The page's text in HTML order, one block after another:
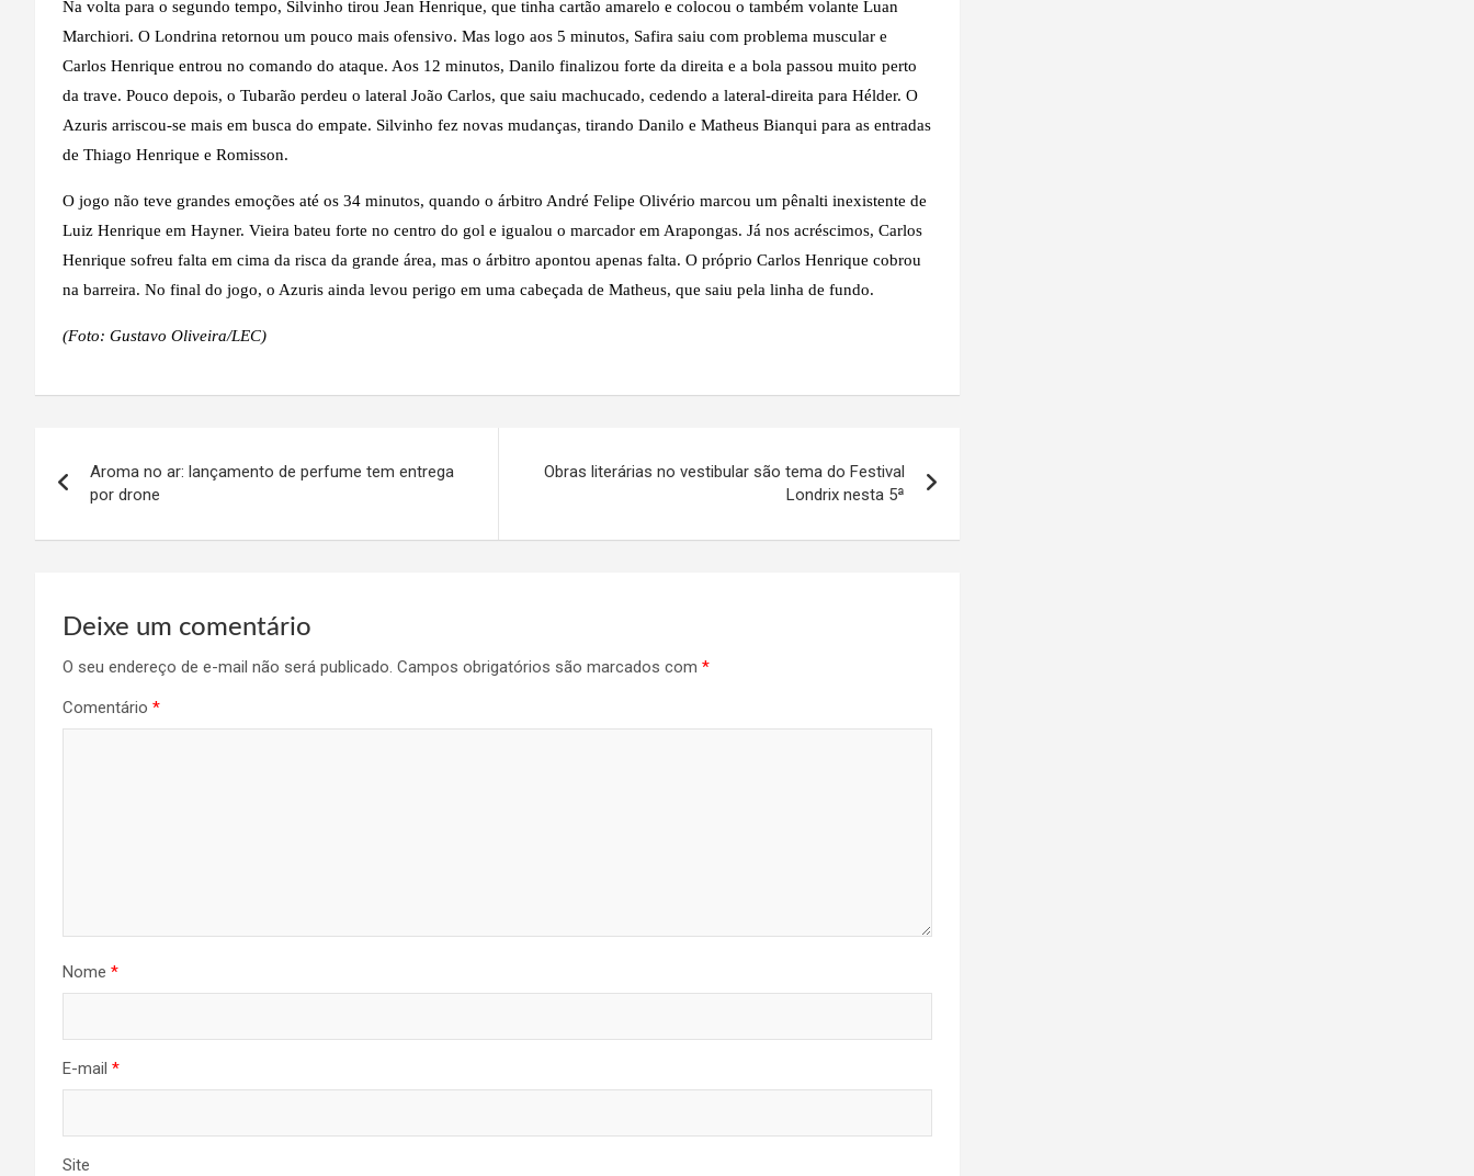
Na volta para o segundo tempo, Silvinho tirou Jean Henrique, que tinha cartão amarelo e colocou o também volante Luan
Marchiori. O Londrina retornou um pouco mais ofensivo. Mas logo aos 5 minutos, Safira saiu com problema muscular e
Carlos Henrique entrou no comando do ataque. Aos 12 minutos, Danilo finalizou forte da direita e a bola passou muito perto
da trave. Pouco depois, o Tubarão perdeu o lateral João Carlos, que saiu machucado, cedendo a lateral-direita para Hélder. O
Azuris arriscou-se mais em busca do empate. Silvinho fez novas mudanças, tirando Danilo e Matheus Bianqui para as entradas
de Thiago Henrique e Romisson.
O jogo não teve grandes emoções até os 34 minutos, quando o árbitro André Felipe Olivério marcou um pênalti inexistente de
Luiz Henrique em Hayner. Vieira bateu forte no centro do gol e igualou o marcador em Arapongas. Já nos acréscimos, Carlos
Henrique sofreu falta em cima da risca da grande área, mas o árbitro apontou apenas falta. O próprio Carlos Henrique cobrou
na barreira. No final do jogo, o Azuris ainda levou perigo em uma cabeçada de Matheus, que saiu pela linha de fundo.
(Foto: Gustavo Oliveira/LEC)
de
Post
Aroma no ar: lançamento de perfume tem entrega
por drone
Obras literárias no vestibular são tema do Festival
Londrix nesta 5ª
Deixe um comentário
O seu endereço de e-mail não será publicado. Campos obrigatórios são marcados com *
Comentário *
Nome *
E-mail *
Site